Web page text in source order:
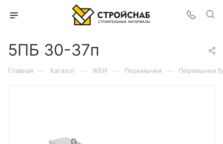
5ПБ 30-37п
Главная — Каталог — ЖБИ — Перемычки — Перемычки